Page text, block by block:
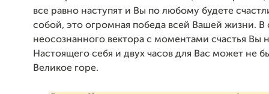
все равно наступят и Вы по любому будете
собой, это огромная победа всей Вашей жизни. В
неосознанного вектора с моментами счастья Вы
Настоящего себя и двух часов для Вас может не
Великое горе.